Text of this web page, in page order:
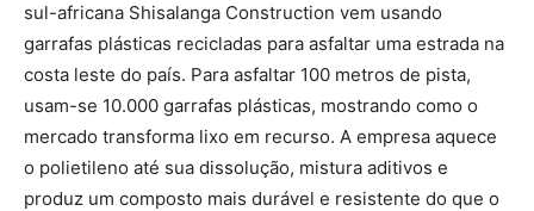
sul-africana Shisalanga Construction vem usando
garrafas plásticas recicladas para asfaltar uma estrada na
costa leste do país. Para asfaltar 100 metros de pista,
usam-se 10.000 garrafas plásticas, mostrando como o
mercado transforma lixo em recurso. A empresa aquece
o polietileno até sua dissolução, mistura aditivos e
produz um composto mais durável e resistente do que o